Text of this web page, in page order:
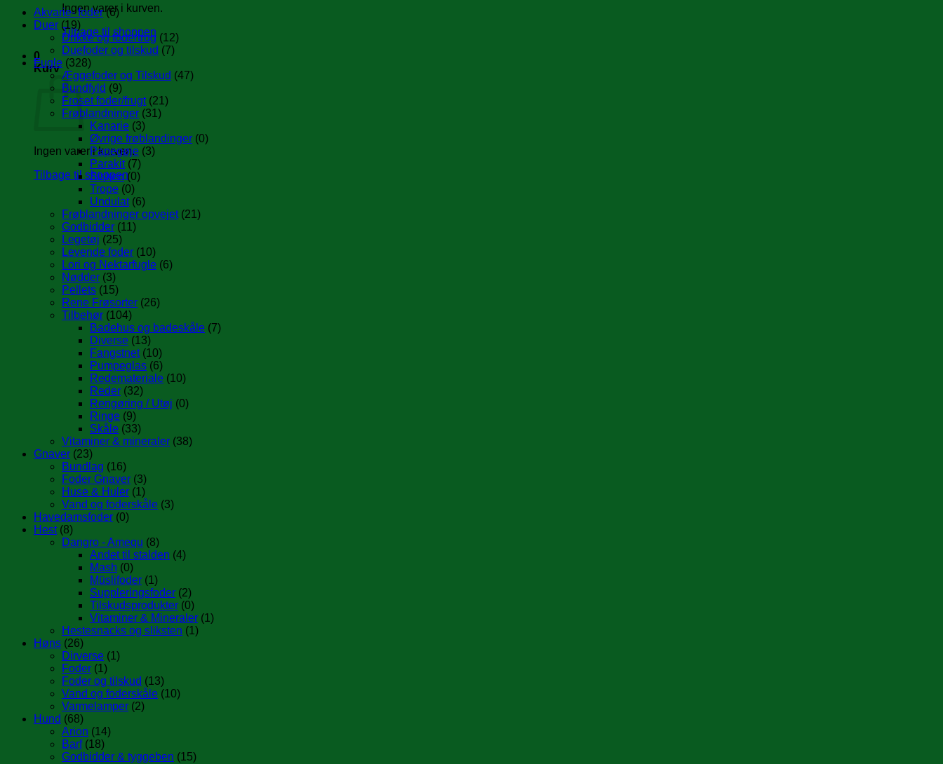
Ingen varer i kurven.
Tilbage til shoppen
0
Kurv
Ingen varer i kurven.
Tilbage til shoppen
Akvarie- foder (6)
Duer (19)
Drikke og fodertrug (12)
Duefoder og tilskud (7)
Fugle (328)
Æggefoder og Tilskud (47)
Bundfyld (9)
Froset foder/frugt (21)
Frøblandninger (31)
Kanarie (3)
Øvrige frøblandinger (0)
Papegøje (3)
Parakit (7)
Sisken (0)
Trope (0)
Undulat (6)
Frøblandninger opvejet (21)
Godbidder (11)
Legetøj (25)
Levende foder (10)
Lori og Nektarfugle (6)
Nødder (3)
Pellets (15)
Rene Frøsorter (26)
Tilbehør (104)
Badehus og badeskåle (7)
Diverse (13)
Fangstnet (10)
Pumpeglas (6)
Redemateriale (10)
Reder (32)
Rengøring / Utøj (0)
Ringe (9)
Skåle (33)
Vitaminer & mineraler (38)
Gnaver (23)
Bundlag (16)
Foder Gnaver (3)
Huse & Huler (1)
Vand og foderskåle (3)
Havedamsfoder (0)
Hest (8)
Dangro - Amequ (8)
Andet til stalden (4)
Mash (0)
Müslifoder (1)
Suppleringsfoder (2)
Tilskudsprodukter (0)
Vitaminer & Mineraler (1)
Hestesnacks og sliksten (1)
Høns (26)
Dirverse (1)
Foder (1)
Foder og tilskud (13)
Vand og foderskåle (10)
Varmelamper (2)
Hund (68)
Arion (14)
Barf (18)
Godbidder & tyggeben (15)